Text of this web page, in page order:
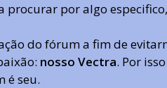
procurar por algo
do fórum a fim de
nosso Vectra. Por
é seu.